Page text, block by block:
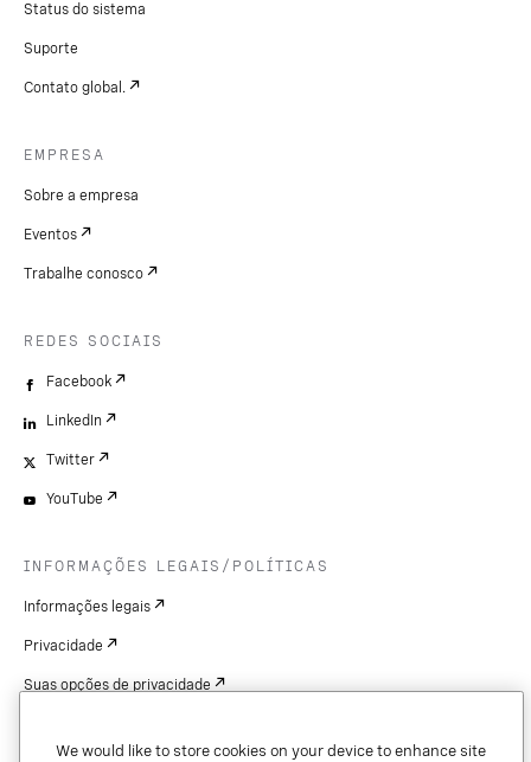
Status do sistema
Suporte
Contato global.
EMPRESA
Sobre a empresa
Eventos
Trabalhe conosco
REDES SOCIAIS
Facebook
LinkedIn
Twitter
YouTube
INFORMAÇÕES LEGAIS/POLÍTICAS
Informações legais
Privacidade
Suas opções de privacidade
We would like to store cookies on your device to enhance site